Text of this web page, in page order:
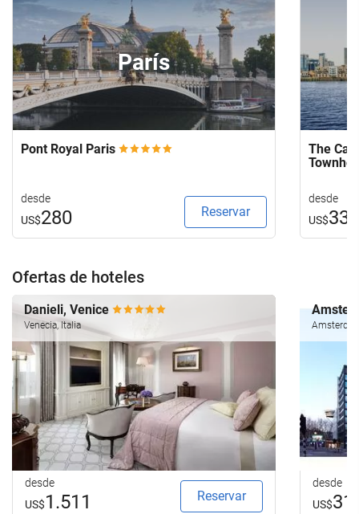
París
Pont Royal Paris
desde
US$280 Reservar
The
desde
US$332
Ofertas de hoteles
Danieli, Venice
Venecia, Italia
desde
US$1.511 Reservar
desde
US$